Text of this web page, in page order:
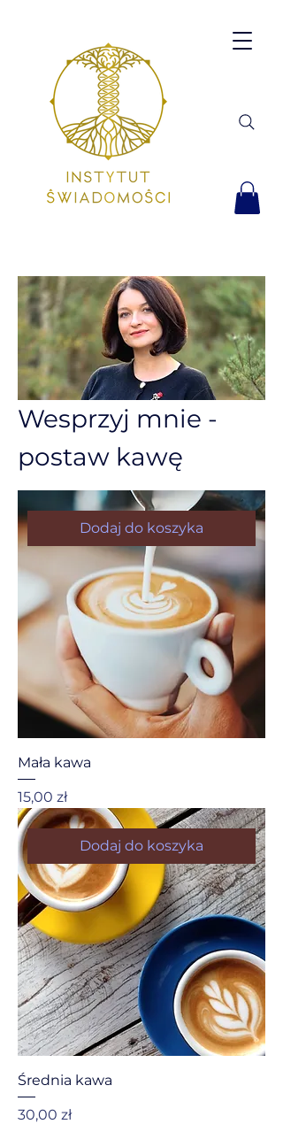
Wesprzyj mnie -
postaw kawę
Dodaj do koszyka
Mała kawa
Cena
15,00 zł
Dodaj do koszyka
Średnia kawa
Cena
30,00 zł